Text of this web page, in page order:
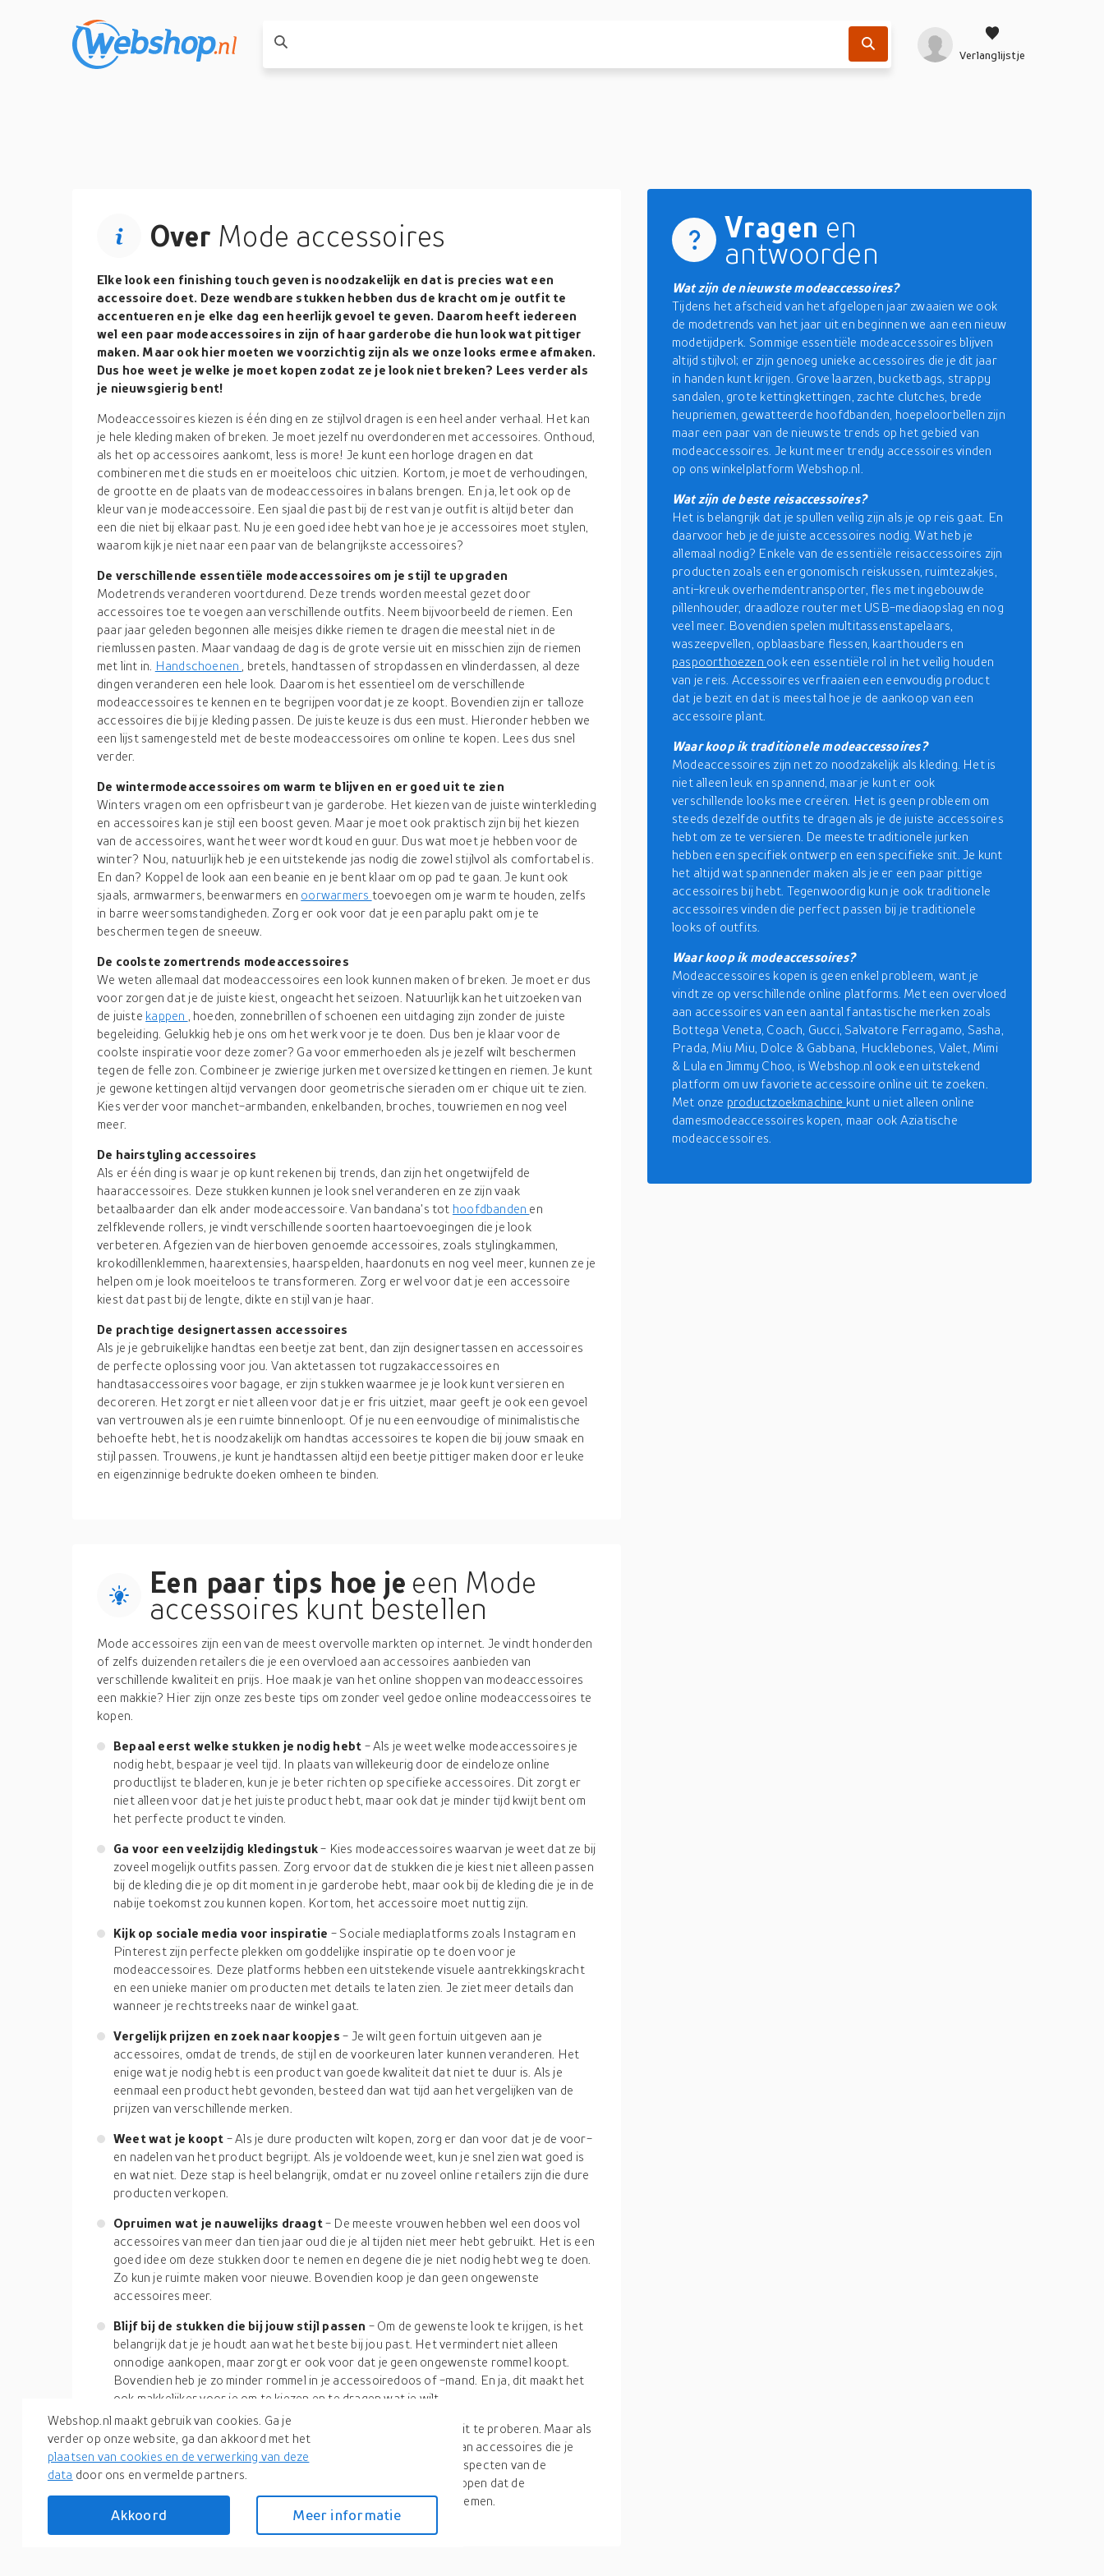
Verlanglijstje
Over Mode accessoires
Elke look een finishing touch geven is noodzakelijk en dat is precies wat een
accessoire doet. Deze wendbare stukken hebben dus de kracht om je outfit te
accentueren en je elke dag een heerlijk gevoel te geven. Daarom heeft iedereen
wel een paar modeaccessoires in zijn of haar garderobe die hun look wat pittiger
maken. Maar ook hier moeten we voorzichtig zijn als we onze looks ermee afmaken.
Dus hoe weet je welke je moet kopen zodat ze je look niet breken? Lees verder als
je nieuwsgierig bent!
Modeaccessoires kiezen is één ding en ze stijlvol dragen is een heel ander verhaal. Het kan
je hele kleding maken of breken. Je moet jezelf nu overdonderen met accessoires. Onthoud,
als het op accessoires aankomt, less is more! Je kunt een horloge dragen en dat
combineren met die studs en er moeiteloos chic uitzien. Kortom, je moet de verhoudingen,
de grootte en de plaats van de modeaccessoires in balans brengen. En ja, let ook op de
kleur van je modeaccessoire. Een sjaal die past bij de rest van je outfit is altijd beter dan
een die niet bij elkaar past. Nu je een goed idee hebt van hoe je je accessoires moet stylen,
waarom kijk je niet naar een paar van de belangrijkste accessoires?
De verschillende essentiële modeaccessoires om je stijl te upgraden
Modetrends veranderen voortdurend. Deze trends worden meestal gezet door
accessoires toe te voegen aan verschillende outfits. Neem bijvoorbeeld de riemen. Een
paar jaar geleden begonnen alle meisjes dikke riemen te dragen die meestal niet in de
riemlussen pasten. Maar vandaag de dag is de grote versie uit en misschien zijn de riemen
met lint in. Handschoenen
, bretels, handtassen of stropdassen en vlinderdassen, al deze
dingen veranderen een hele look. Daarom is het essentieel om de verschillende
modeaccessoires te kennen en te begrijpen voordat je ze koopt. Bovendien zijn er talloze
accessoires die bij je kleding passen. De juiste keuze is dus een must. Hieronder hebben we
een lijst samengesteld met de beste modeaccessoires om online te kopen. Lees dus snel
verder.
De wintermodeaccessoires om warm te blijven en er goed uit te zien
Winters vragen om een opfrisbeurt van je garderobe. Het kiezen van de juiste winterkleding
en accessoires kan je stijl een boost geven. Maar je moet ook praktisch zijn bij het kiezen
van de accessoires, want het weer wordt koud en guur. Dus wat moet je hebben voor de
winter? Nou, natuurlijk heb je een uitstekende jas nodig die zowel stijlvol als comfortabel is.
En dan? Koppel de look aan een beanie en je bent klaar om op pad te gaan. Je kunt ook
sjaals, armwarmers, beenwarmers en oorwarmers toevoegen om je warm te houden, zelfs
in barre weersomstandigheden. Zorg er ook voor dat je een paraplu pakt om je te
beschermen tegen de sneeuw.
De coolste zomertrends modeaccessoires
We weten allemaal dat modeaccessoires een look kunnen maken of breken. Je moet er dus
voor zorgen dat je de juiste kiest, ongeacht het seizoen. Natuurlijk kan het uitzoeken van
de juiste kappen
hoeden, zonnebrillen of schoenen een uitdaging zijn zonder de juiste
begeleiding. Gelukkig heb je ons om het werk voor je te doen. Dus ben je klaar voor de
coolste inspiratie voor deze zomer? Ga voor emmerhoeden als je jezelf wilt beschermen
tegen de felle zon. Combineer je zwierige jurken met oversized kettingen en riemen. Je kunt
je gewone kettingen altijd vervangen door geometrische sieraden om er chique uit te zien.
Kies verder voor manchet-armbanden, enkelbanden, broches, touwriemen en nog veel
meer.
De hairstyling accessoires
Als er één ding is waar je op kunt rekenen bij trends, dan zijn het ongetwijfeld de
haaraccessoires. Deze stukken kunnen je look snel veranderen en ze zijn vaak
betaalbaarder dan elk ander modeaccessoire. Van bandana's tot hoofdbanden en
zelfklevende rollers, je vindt verschillende soorten haartoevoegingen die je look
verbeteren. Afgezien van de hierboven genoemde accessoires, zoals stylingkammen,
krokodillenklemmen, haarextensies, haarspelden, haardonuts en nog veel meer, kunnen ze je
helpen om je look moeiteloos te transformeren. Zorg er wel voor dat je een accessoire
kiest dat past bij de lengte, dikte en stijl van je haar.
De prachtige designertassen accessoires
Als je je gebruikelijke handtas een beetje zat bent, dan zijn designertassen en accessoires
de perfecte oplossing voor jou. Van aktetassen tot rugzakaccessoires en
handtasaccessoires voor bagage, er zijn stukken waarmee je je look kunt versieren en
decoreren. Het zorgt er niet alleen voor dat je er fris uitziet, maar geeft je ook een gevoel
van vertrouwen als je een ruimte binnenloopt. Of je nu een eenvoudige of minimalistische
behoefte hebt, het is noodzakelijk om handtas accessoires te kopen die bij jouw smaak en
stijl passen. Trouwens, je kunt je handtassen altijd een beetje pittiger maken door er leuke
en eigenzinnige bedrukte doeken omheen te binden.
Een paar tips hoe je een Mode
accessoires kunt bestellen
Mode accessoires zijn een van de meest overvolle markten op internet. Je vindt honderden
of zelfs duizenden retailers die je een overvloed aan accessoires aanbieden van
verschillende kwaliteit en prijs. Hoe maak je van het online shoppen van modeaccessoires
een makkie? Hier zijn onze zes beste tips om zonder veel gedoe online modeaccessoires te
kopen.
Bepaal eerst welke stukken je nodig hebt - Als je weet welke modeaccessoires je
nodig hebt, bespaar je veel tijd. In plaats van willekeurig door de eindeloze online
productlijst te bladeren, kun je je beter richten op specifieke accessoires. Dit zorgt er
niet alleen voor dat je het juiste product hebt, maar ook dat je minder tijd kwijt bent om
het perfecte product te vinden.
Ga voor een veelzijdig kledingstuk- Kies modeaccessoires waarvan je weet dat ze bij
zoveel mogelijk outfits passen. Zorg ervoor dat de stukken die je kiest niet alleen passen
bij de kleding die je op dit moment in je garderobe hebt, maar ook bij de kleding die je in de
nabije toekomst zou kunnen kopen. Kortom, het accessoire moet nuttig zijn.
Kijk op sociale media voor inspiratie - Sociale mediaplatforms zoals Instagram en
Pinterest zijn perfecte plekken om goddelijke inspiratie op te doen voor je
modeaccessoires. Deze platforms hebben een uitstekende visuele aantrekkingskracht
en een unieke manier om producten met details te laten zien. Je ziet meer details dan
wanneer je rechtstreeks naar de winkel gaat.
Vergelijk prijzen en zoek naar koopjes- Je wilt geen fortuin uitgeven aan je
accessoires, omdat de trends, de stijl en de voorkeuren later kunnen veranderen. Het
enige wat je nodig hebt is een product van goede kwaliteit dat niet te duur is. Als je
eenmaal een product hebt gevonden, besteed dan wat tijd aan het vergelijken van de
prijzen van verschillende merken.
Weet wat je koopt - Als je dure producten wilt kopen, zorg er dan voor dat je de voor-
en nadelen van het product begrijpt. Als je voldoende weet, kun je snel zien wat goed is
en wat niet. Deze stap is heel belangrijk, omdat er nu zoveel online retailers zijn die dure
producten verkopen.
Opruimen wat je nauwelijks draagt- De meeste vrouwen hebben wel een doos vol
accessoires van meer dan tien jaar oud die je al tijden niet meer hebt gebruikt. Het is een
goed idee om deze stukken door te nemen en degene die je niet nodig hebt weg te doen.
Zo kun je ruimte maken voor nieuwe. Bovendien koop je dan geen ongewenste
accessoires meer.
Blijf bij de stukken die bij jouw stijl passen - Om de gewenste look te krijgen, is het
belangrijk dat je je houdt aan wat het beste bij jou past. Het vermindert niet alleen
onnodige aankopen, maar zorgt er ook voor dat je geen ongewenste rommel koopt.
Bovendien heb je zo minder rommel in je accessoiredoos of -mand. En ja, dit maakt het
ook makkelijker voor je om te kiezen en te dragen wat je wilt.
Natuurlijk vinden we het allemaal leuk om af en toe nieuwe ideeën uit te proberen. Maar als
je alles koopt wat je online ziet, heb je waarschijnlijk meer rommel dan accessoires die je
echt kunt gebruiken. Daarom is het belangrijk om de verschillende aspecten van de
accessoires goed te begrijpen en te weten wat je nodig hebt. We hopen dat de
bovenstaande trucs je helpen om een weloverwogen beslissing te nemen.
Vragen en
antwoorden
Wat zijn de nieuwste modeaccessoires?
Tijdens het afscheid van het afgelopen jaar zwaaien we ook
de modetrends van het jaar uit en beginnen we aan een nieuw
modetijdperk. Sommige essentiële modeaccessoires blijven
altijd stijlvol; er zijn genoeg unieke accessoires die je dit jaar
in handen kunt krijgen. Grove laarzen, bucketbags, strappy
sandalen, grote kettingkettingen, zachte clutches, brede
heupriemen, gewatteerde hoofdbanden, hoepeloorbellen zijn
maar een paar van de nieuwste trends op het gebied van
modeaccessoires. Je kunt meer trendy accessoires vinden
op ons winkelplatform Webshop.nl.
Wat zijn de beste reisaccessoires?
Het is belangrijk dat je spullen veilig zijn als je op reis gaat. En
daarvoor heb je de juiste accessoires nodig. Wat heb je
allemaal nodig? Enkele van de essentiële reisaccessoires zijn
producten zoals een ergonomisch reiskussen, ruimtezakjes,
anti-kreuk overhemdentransporter, fles met ingebouwde
pillenhouder, draadloze router met USB-mediaopslag en nog
veel meer. Bovendien spelen multitassenstapelaars,
waszeepvellen, opblaasbare flessen, kaarthouders en
paspoorthoezen ook een essentiële rol in het veilig houden
van je reis. Accessoires verfraaien een eenvoudig product
dat je bezit en dat is meestal hoe je de aankoop van een
accessoire plant.
Waar koop ik traditionele modeaccessoires?
Modeaccessoires zijn net zo noodzakelijk als kleding. Het is
niet alleen leuk en spannend, maar je kunt er ook
verschillende looks mee creëren. Het is geen probleem om
steeds dezelfde outfits te dragen als je de juiste accessoires
hebt om ze te versieren. De meeste traditionele jurken
hebben een specifiek ontwerp en een specifieke snit. Je kunt
het altijd wat spannender maken als je er een paar pittige
accessoires bij hebt. Tegenwoordig kun je ook traditionele
accessoires vinden die perfect passen bij je traditionele
looks of outfits.
Waar koop ik modeaccessoires?
Modeaccessoires kopen is geen enkel probleem, want je
vindt ze op verschillende online platforms. Met een overvloed
aan accessoires van een aantal fantastische merken zoals
Bottega Veneta, Coach, Gucci, Salvatore Ferragamo, Sasha,
Prada, Miu Miu, Dolce & Gabbana, Hucklebones, Valet, Mimi
& Lula en Jimmy Choo, is Webshop.nl ook een uitstekend
platform om uw favoriete accessoire online uit te zoeken.
Met onze productzoekmachine kunt u niet alleen online
damesmodeaccessoires kopen, maar ook Aziatische
modeaccessoires.
Webshop.nl maakt gebruik van cookies. Ga je
verder op onze website, ga dan akkoord met het
plaatsen van cookies en de verwerking van deze
data door ons en vermelde partners.
Akkoord Meer informatie